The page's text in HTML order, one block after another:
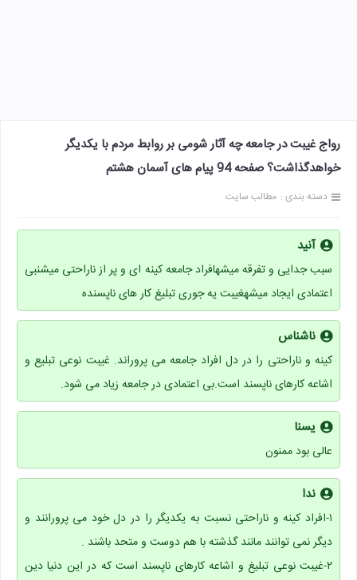
رواج غیبت در جامعه چه آثار شومی بر روابط مردم با یکدیگر
خواهدگذاشت؟ صفحه 94 پیام های آسمان هشتم
دسته بندی : مطالب سایت
آنید
سبب جدایی و تفرقه میشهافراد جامعه کینه ای و پر از ناراحتی میشنبی
اعتمادی ایجاد میشهغیبت یه جوری تبلیغ کار های ناپسنده
ناشناس
کینه و ناراحتی را در دل افراد جامعه می پروراند. غیبت نوعی تبلیع و
اشاعه کارهای ناپسند است.بی اعتمادی در جامعه زیاد می شود.
یسنا
عالی بود ممنون
ندا
۱-افراد کینه و ناراحتی نسبت به یکدیگر را در دل خود می پرورانند و
دیگر نمی توانند مانند گذشته با هم دوست و متحد باشند .
۲-غیبت نوعی تبلیغ و اشاعه کارهای ناپسند است که در این دنیا دین